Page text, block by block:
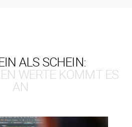
ALS SCHEIN:
WERTE KOMMT ES
AN